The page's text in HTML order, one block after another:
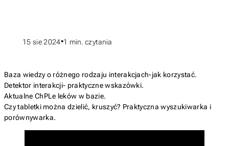
15 sie 2024 1 min. czytania
Baza wiedzy o różnego rodzaju interakcjach-jak korzystać.
Detektor interakcji- praktyczne wskazówki.
Aktualne ChPLe leków w bazie.
Czy tabletki można dzielić, kruszyć? Praktyczna wyszukiwarka i
porównywarka.